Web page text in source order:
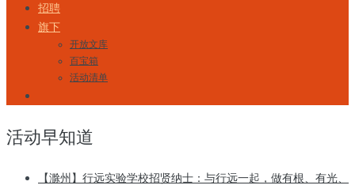
招聘
旗下
开放文库
百宝箱
活动清单
活动早知道
【滁州】行远实验学校招贤纳士：与行远一起，做有根、有光、